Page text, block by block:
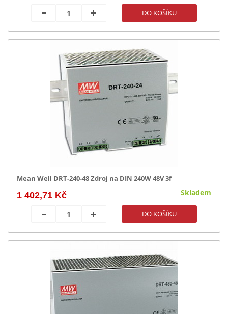
Mean Well DRT-240-48 Zdroj na DIN 240W 48V 3f
1 402,71 Kč Skladem